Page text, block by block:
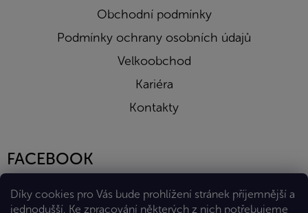
Díky cookies pro Vás bude prohlížení stránek příjemnější a
jednodušší. Ke zpracování některých z nich potřebujeme
Obchodní podmínky
Podmínky ochrany osobních údajů
Velkoobchod
Kariéra
Kontakty
FACEBOOK